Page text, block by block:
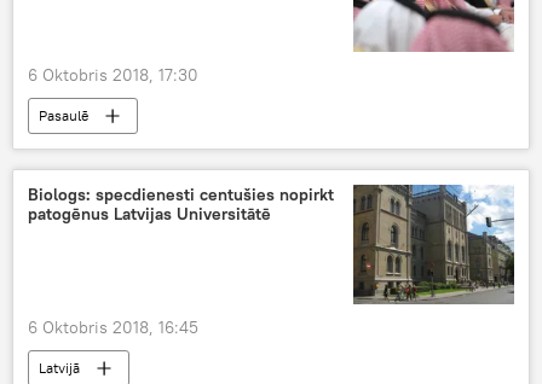
6 Oktobris 2018, 17:30
Pasaulē
Biologs: specdienesti centušies nopirkt
patogēnus Latvijas Universitātē
6 Oktobris 2018, 16:45
Latvijā